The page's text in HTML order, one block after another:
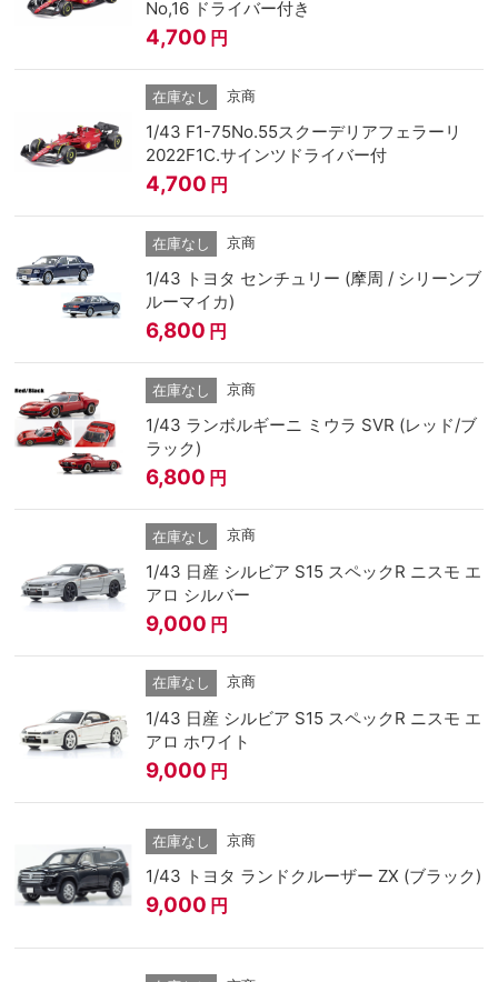
No,16 ドライバー付き
4,700 円
在庫なし 京商
1/43 F1-75No.55スクーデリアフェラーリ
2022F1C.サインツドライバー付
4,700 円
在庫なし 京商
1/43 トヨタ センチュリー (摩周 / シリーンブ
ルーマイカ)
6,800 円
在庫なし 京商
1/43 ランボルギーニ ミウラ SVR (レッド/ブ
ラック)
6,800 円
在庫なし 京商
1/43 日産 シルビア S15 スペックR ニスモ エ
アロ シルバー
9,000 円
在庫なし 京商
1/43 日産 シルビア S15 スペックR ニスモ エ
アロ ホワイト
9,000 円
在庫なし 京商
1/43 トヨタ ランドクルーザー ZX (ブラック)
9,000 円